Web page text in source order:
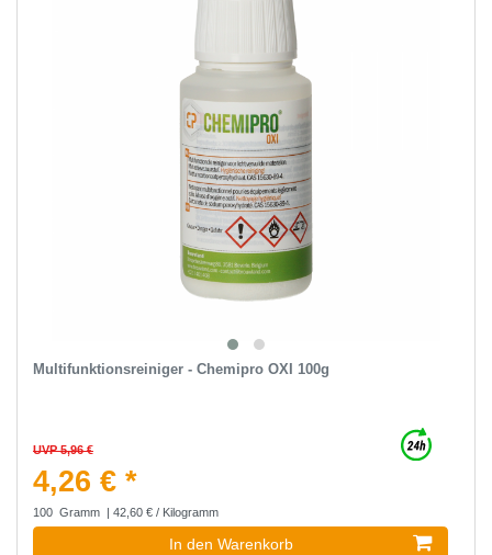
Multifunktionsreiniger - Chemipro OXI 100g
UVP 5,96 €
4,26 € *
100 Gramm | 42,60 € / Kilogramm
In den Warenkorb